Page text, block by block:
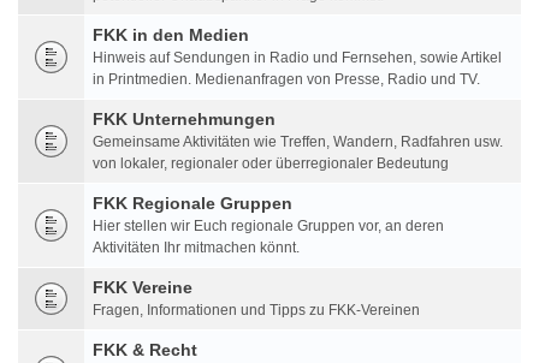
FKK in den Medien
Hinweis auf Sendungen in Radio und Fernsehen, sowie Artikel
in Printmedien. Medienanfragen von Presse, Radio und TV.
FKK Unternehmungen
Gemeinsame Aktivitäten wie Treffen, Wandern, Radfahren usw.
von lokaler, regionaler oder überregionaler Bedeutung
FKK Regionale Gruppen
Hier stellen wir Euch regionale Gruppen vor, an deren
Aktivitäten Ihr mitmachen könnt.
FKK Vereine
Fragen, Informationen und Tipps zu FKK-Vereinen
FKK & Recht